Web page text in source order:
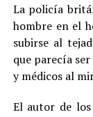
La policía
hombre en el
subirse al
que parecía
y médicos al
El autor de